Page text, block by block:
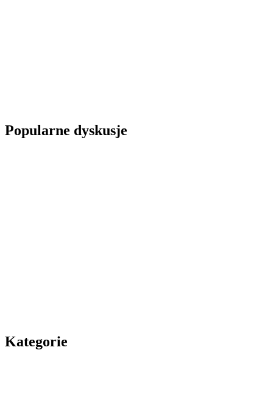
Popularne dyskusje
Kategorie